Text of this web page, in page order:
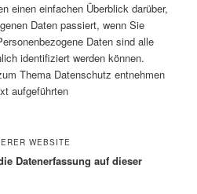
einen einfachen Überblick darüber,
Daten passiert, wenn Sie
Daten sind alle
identifiziert werden können.
Thema Datenschutz entnehmen
aufgeführten
WEBSITE
Datenerfassung auf dieser